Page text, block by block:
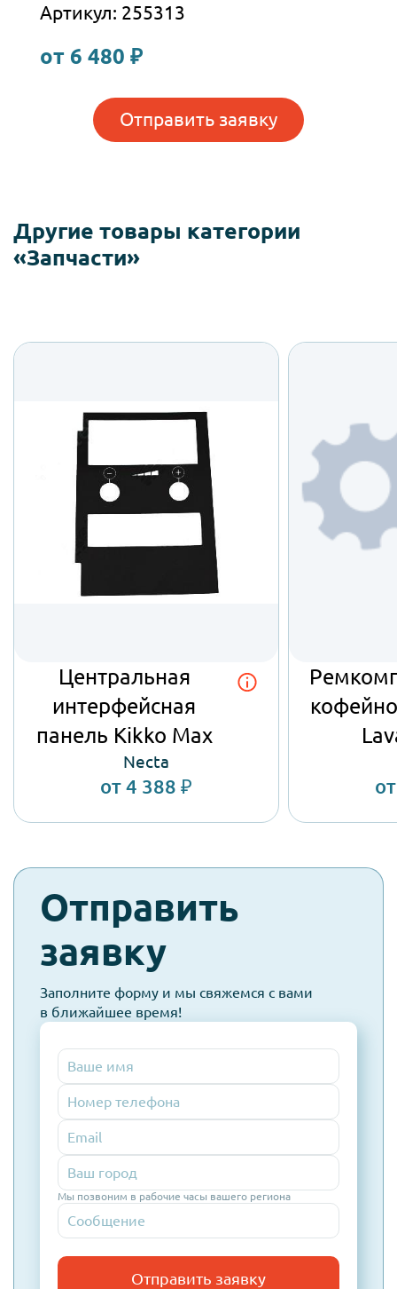
Артикул: 255313
от 6 480 ₽
Отправить заявку
Другие товары категории
«Запчасти»
Центральная
интерфейсная
панель Kikko Max
Necta
от 4 388 ₽
панель Kikko Max
Necta
от 4 388 ₽
Отправить заявку
Подробнее об автомате
check-
spam
Отправить
заявку
Заполните форму и мы свяжемся с вами
в ближайшее время!
Номер
телефона
Email
Мы позвоним в рабочие часы вашего региона
Отправить заявку